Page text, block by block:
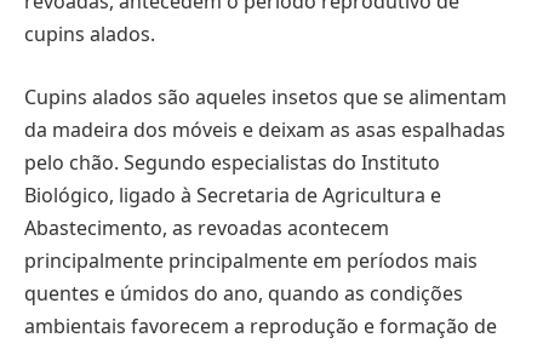
cupins alados.
Cupins alados são aqueles insetos que se alimentam
da madeira dos móveis e deixam as asas espalhadas
pelo chão. Segundo especialistas do Instituto
Biológico, ligado à Secretaria de Agricultura e
Abastecimento, as revoadas acontecem
principalmente principalmente em períodos mais
quentes e úmidos do ano, quando as condições
ambientais favorecem a reprodução e formação de